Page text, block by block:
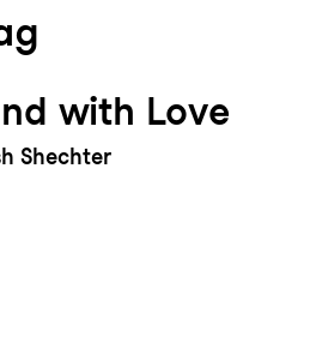
with Love
Shechter